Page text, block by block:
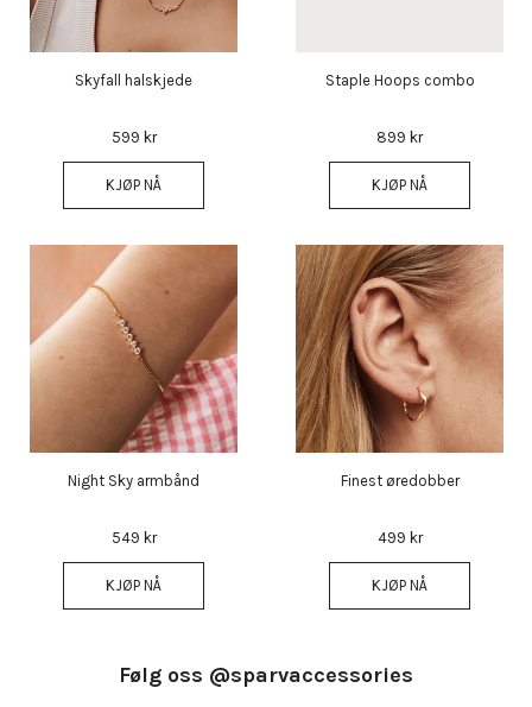
Skyfall halskjede
599 kr
KJØP NÅ
Staple Hoops combo
899 kr
KJØP NÅ
Night Sky armbånd
549 kr
KJØP NÅ
Finest øredobber
499 kr
KJØP NÅ
Følg oss @sparvaccessories